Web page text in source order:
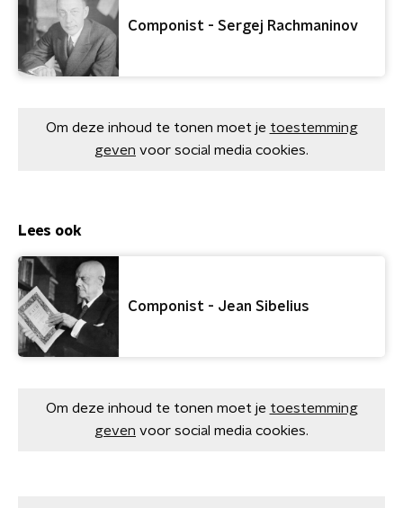
Componist - Sergej Rachmaninov
Om deze inhoud te tonen moet je toestemming
geven voor social media cookies.
Lees ook
Componist - Jean Sibelius
Om deze inhoud te tonen moet je toestemming
geven voor social media cookies.